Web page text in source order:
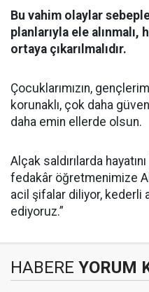
Bu vahim olaylar
planlarıyla ele alınmalı,
ortaya çıkarılmalıdır.
Çocuklarımızın,
korunaklı, çok daha
daha emin ellerde olsun.
Alçak saldırılarda
fedakâr öğretmenimize
acil şifalar diliyor, kederli
ediyoruz.”
HABERE YORUM